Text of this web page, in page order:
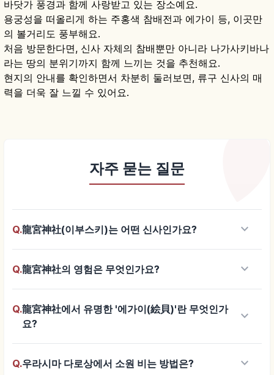
바닷가 풍경과 함께 사랑받고 있는 장소예요.
용궁성을 떠올리게 하는 주홍색 참배전과 에가이 등, 이곳만
의 볼거리도 풍부해요.
처음 방문한다면, 신사 자체의 참배뿐만 아니라 나가사키바나
라는 땅의 분위기까지 함께 느끼는 것을 추천해요.
현지의 안내를 확인하면서 차분히 둘러보면, 류구 신사의 매
력을 더욱 잘 느낄 수 있어요.
자주 묻는 질문
Q.龍宮神社(이부스키)는 어떤 신사인가요? keyboard_arrow_down
Q.龍宮神社의 영험은 무엇인가요? keyboard_arrow_down
Q.龍宮神社에서 유명한 '에가이(絵貝)'란 무엇인가
요?
keyboard_arrow_down
Q.우라시마 다로상에서 소원 비는 방법은? keyboard_arrow_down